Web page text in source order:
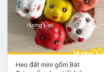
Heo đất mini gốm Bát